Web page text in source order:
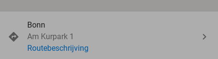
Bonn
Am Kurpark 1
Routebeschrijving